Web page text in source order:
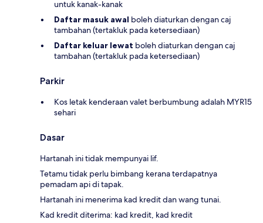
untuk kanak-kanak
Daftar masuk awal boleh diaturkan dengan caj
tambahan (tertakluk pada ketersediaan)
Daftar keluar lewat boleh diaturkan dengan caj
tambahan (tertakluk pada ketersediaan)
Parkir
Kos letak kenderaan valet berbumbung adalah MYR15
sehari
Dasar
Hartanah ini tidak mempunyai lif.
Tetamu tidak perlu bimbang kerana terdapatnya
pemadam api di tapak.
Hartanah ini menerima kad kredit dan wang tunai.
Kad kredit diterima: kad kredit, kad kredit